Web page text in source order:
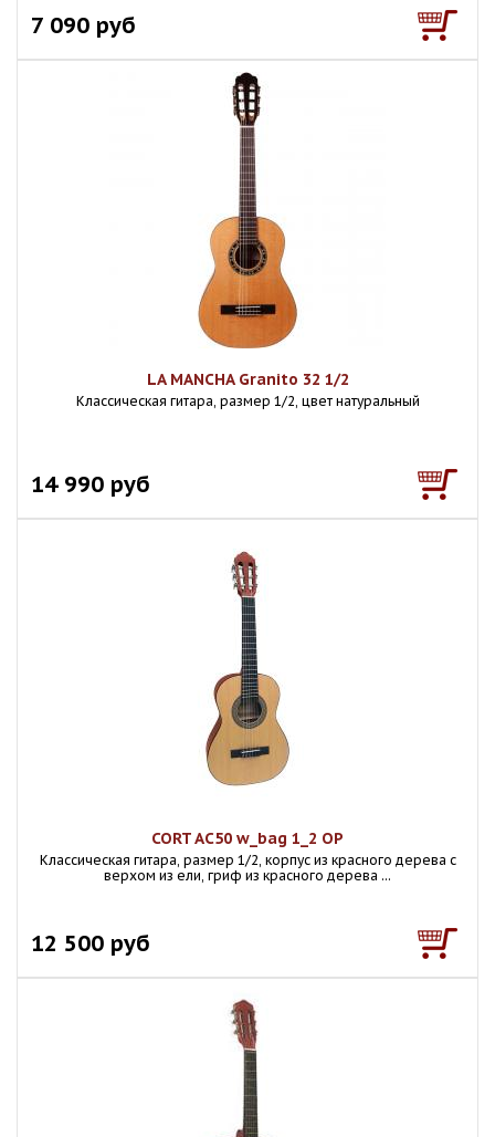
7 090 руб
LA MANCHA Granito 32 1/2
Классическая гитара, размер 1/2, цвет натуральный
14 990 руб
CORT AC50 w_bag 1_2 OP
Классическая гитара, размер 1/2, корпус из красного дерева с
верхом из ели, гриф из красного дерева ...
12 500 руб